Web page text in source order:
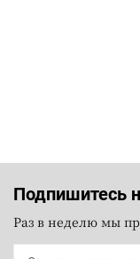
Подпишитесь
Раз в неделю мы